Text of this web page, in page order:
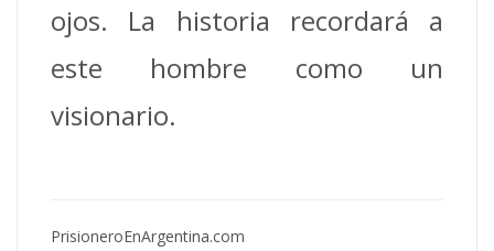
ojos. La historia recordará a
este hombre como un
visionario.
PrisioneroEnArgentina.com